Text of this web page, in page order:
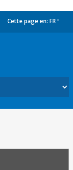
Cette page en: FR